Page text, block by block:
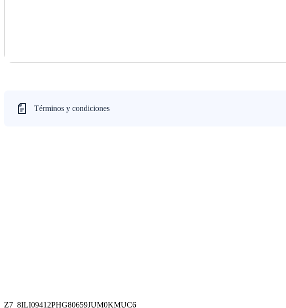
Términos y condiciones
Z7_8ILI09412PHG80659JUM0KMUC6